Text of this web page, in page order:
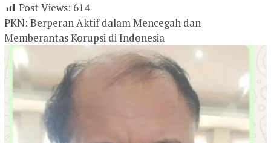
Post Views: 614
PKN: Berperan Aktif dalam Mencegah dan
Memberantas Korupsi di Indonesia